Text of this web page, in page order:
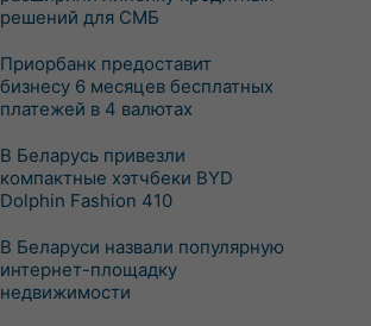
решений для СМБ
Приорбанк предоставит
бизнесу 6 месяцев бесплатных
платежей в 4 валютах
В Беларусь привезли
компактные хэтчбеки BYD
Dolphin Fashion 410
В Беларуси назвали популярную
интернет-площадку
недвижимости